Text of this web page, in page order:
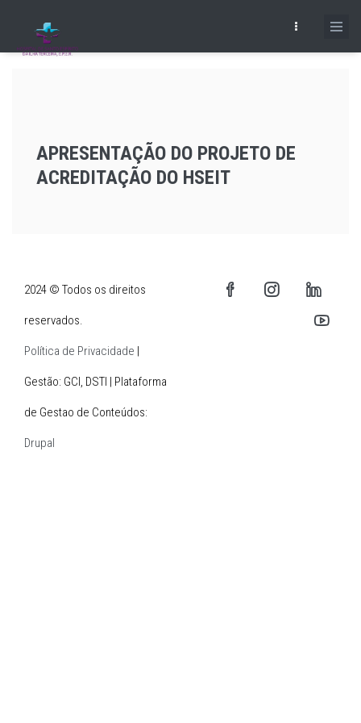
main
APRESENTAÇÃO DO PROJETO DE
ACREDITAÇÃO DO HSEIT
2024 © Todos os direitos
reservados.
Política de Privacidade |
Gestão: GCI, DSTI | Plataforma
de Gestao de Conteúdos:
Drupal